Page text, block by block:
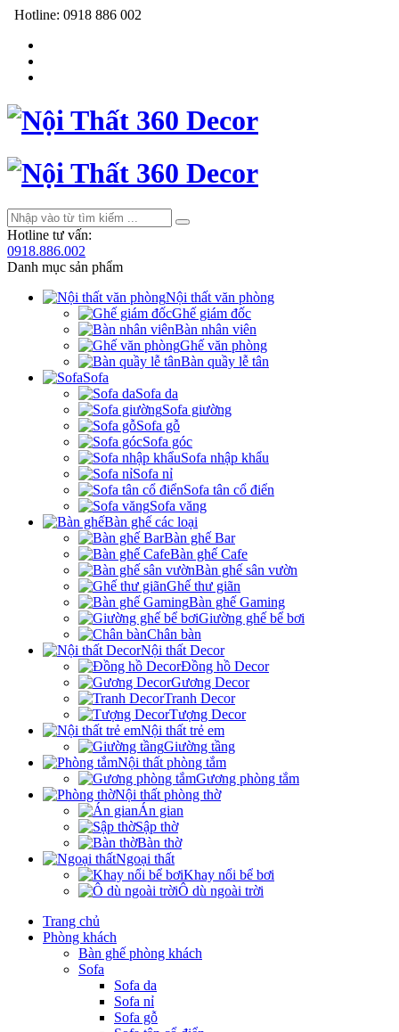
Hotline: 0918 886 002
Hotline tư vấn:
0918.886.002
Danh mục sản phẩm
Nội thất văn phòng
Ghế giám đốc
Bàn nhân viên
Ghế văn phòng
Bàn quầy lễ tân
Sofa
Sofa da
Sofa giường
Sofa gỗ
Sofa góc
Sofa nhập khẩu
Sofa nỉ
Sofa tân cổ điển
Sofa văng
Bàn ghế các loại
Bàn ghế Bar
Bàn ghế Cafe
Bàn ghế sân vườn
Ghế thư giãn
Bàn ghế Gaming
Giường ghế bể bơi
Chân bàn
Nội thất Decor
Đồng hồ Decor
Gương Decor
Tranh Decor
Tượng Decor
Nội thất trẻ em
Giường tầng
Nội thất phòng tắm
Gương phòng tắm
Nội thất phòng thờ
Án gian
Sập thờ
Bàn thờ
Ngoại thất
Khay nổi bể bơi
Ô dù ngoài trời
Trang chủ
Phòng khách
Bàn ghế phòng khách
Sofa
Sofa da
Sofa nỉ
Sofa gỗ